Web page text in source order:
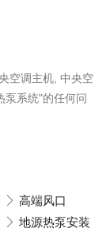
空调主机, 中央空
泵系统"的任何问
高端风口
地源热泵安装